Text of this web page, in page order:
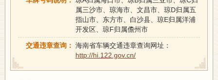
属三沙市、琼海市、文昌市、琼D归属五
指山市、东方市、白沙县、琼E归属洋浦
开发区、琼F归属儋州市
交通违章查询： 海南省车辆交通违章查询网址：
http://hi.122.gov.cn/